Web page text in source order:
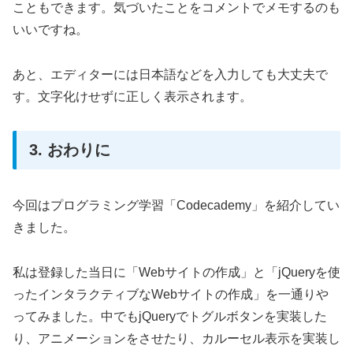
こともできます。気づいたことをコメントでメモするのも
いいですね。
あと、エディターには日本語などを入力しても大丈夫で
す。文字化けせずに正しく表示されます。
3. おわりに
今回はプログラミング学習「Codecademy」を紹介してい
きました。
私は登録した当日に「Webサイトの作成」と「jQueryを使
ったインタラクティブなWebサイトの作成」を一通りや
ってみました。中でもjQueryでトグルボタンを実装した
り、アニメーションをさせたり、カルーセル表示を実装し